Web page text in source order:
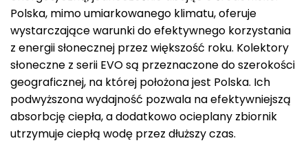
Polska, mimo umiarkowanego klimatu, oferuje
wystarczające warunki do efektywnego korzystania
z energii słonecznej przez większość roku. Kolektory
słoneczne z serii EVO są przeznaczone do szerokości
geograficznej, na której położona jest Polska. Ich
podwyższona wydajność pozwala na efektywniejszą
absorbcję ciepła, a dodatkowo ocieplany zbiornik
utrzymuje ciepłą wodę przez dłuższy czas.